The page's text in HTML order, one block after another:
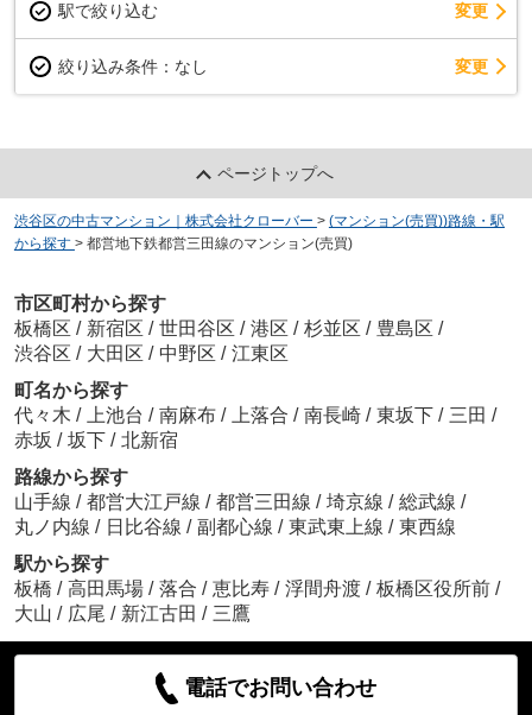
駅で絞り込む 変更
絞り込み条件： なし 変更
ページトップへ
渋谷区の中古マンション｜株式会社クローバー > (マンション(売買))路線・駅
から探す > 都営地下鉄都営三田線のマンション(売買)
市区町村から探す
板橋区 / 新宿区 / 世田谷区 / 港区 / 杉並区 / 豊島区 /
渋谷区 / 大田区 / 中野区 / 江東区
町名から探す
代々木 / 上池台 / 南麻布 / 上落合 / 南長崎 / 東坂下 / 三田 /
赤坂 / 坂下 / 北新宿
路線から探す
山手線 / 都営大江戸線 / 都営三田線 / 埼京線 / 総武線 /
丸ノ内線 / 日比谷線 / 副都心線 / 東武東上線 / 東西線
駅から探す
板橋 / 高田馬場 / 落合 / 恵比寿 / 浮間舟渡 / 板橋区役所前 /
大山 / 広尾 / 新江古田 / 三鷹
電話でお問い合わせ